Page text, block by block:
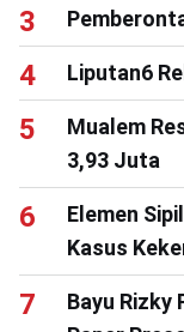
Liputan6
Mualem
3,93 Juta
Elemen
Kasus
Bayu